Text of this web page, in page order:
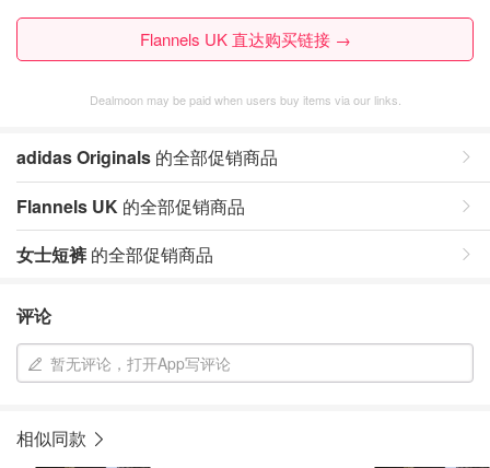
Flannels UK 直达购买链接 →
Dealmoon may be paid when users buy items via our links.
adidas Originals 的全部促销商品
Flannels UK 的全部促销商品
女士短裤 的全部促销商品
评论
暂无评论，打开App写评论
相似同款